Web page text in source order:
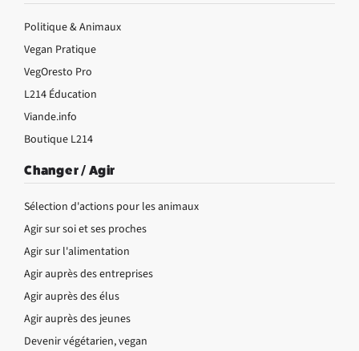
Politique & Animaux
Vegan Pratique
VegOresto Pro
L214 Éducation
Viande.info
Boutique L214
Changer / Agir
Sélection d'actions pour les animaux
Agir sur soi et ses proches
Agir sur l'alimentation
Agir auprès des entreprises
Agir auprès des élus
Agir auprès des jeunes
Devenir végétarien, vegan